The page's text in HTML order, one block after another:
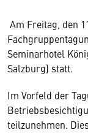
Am Freitag, den
Seminarhotel
Salzburg) statt.
Im Vorfeld der
teilzunehmen.